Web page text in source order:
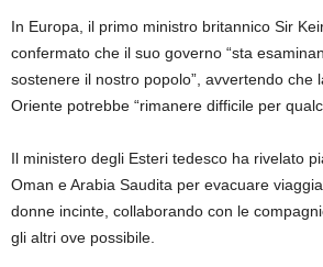
In Europa, il primo ministro britannico Sir
confermato che il suo governo “sta
sostenere il nostro popolo”, avvertendo che
Oriente potrebbe “rimanere difficile per
Il ministero degli Esteri tedesco ha rivelato
Oman e Arabia Saudita per evacuare
donne incinte, collaborando con le
gli altri ove possibile.